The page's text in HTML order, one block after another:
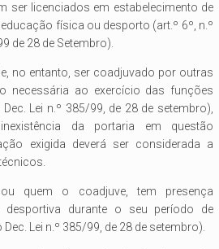
ser licenciados em estabelecimento de
física ou desporto (art.º 6º, n.º
de 28 de Setembro).
no entanto, ser coadjuvado por outras
necessária ao exercício das funções
Lei n.º 385/99, de 28 de setembro),
da portaria em questão
exigida deverá ser considerada a
quem o coadjuve, tem presença
desportiva durante o seu período de
Lei n.º 385/99, de 28 de setembro).